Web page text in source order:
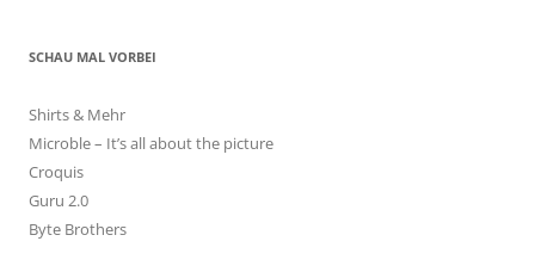
SCHAU MAL VORBEI
Shirts & Mehr
Microble – It’s all about the picture
Croquis
Guru 2.0
Byte Brothers